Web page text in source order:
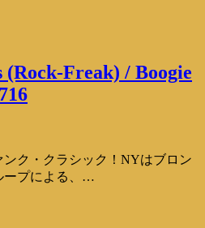
(Rock-Freak) / Boogie
ク・クラシック！NYはブロン
ープによる、…